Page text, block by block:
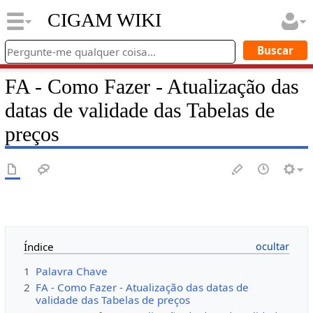
CIGAM WIKI
FA - Como Fazer - Atualização das
datas de validade das Tabelas de
preços
Índice
1 Palavra Chave
2 FA - Como Fazer - Atualização das datas de
validade das Tabelas de preços